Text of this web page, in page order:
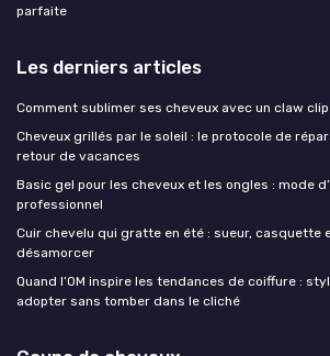
parfaite
Les derniers articles
Comment sublimer ses cheveux avec un claw
Cheveux grillés par le soleil : le protocole de
retour de vacances
Basic gel pour les cheveux et les ongles : mode
professionnel
Cuir chevelu qui gratte en été : sueur, casquette
désamorcer
Quand l’OM inspire les tendances de coiffure :
adopter sans tomber dans le cliché